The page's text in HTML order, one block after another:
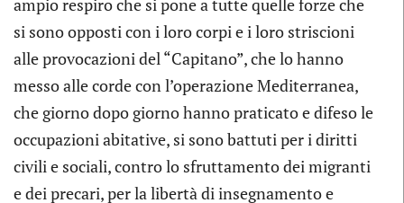
ampio respiro che si pone a tutte quelle forze che
si sono opposti con i loro corpi e i loro striscioni
alle provocazioni del “Capitano”, che lo hanno
messo alle corde con l’operazione Mediterranea,
che giorno dopo giorno hanno praticato e difeso le
occupazioni abitative, si sono battuti per i diritti
civili e sociali, contro lo sfruttamento dei migranti
e dei precari, per la libertà di insegnamento e